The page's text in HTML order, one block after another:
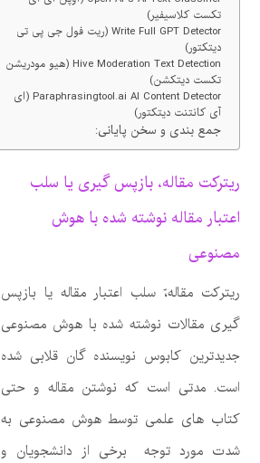
تکست کلاسیفیر)
Write Full GPT Detector (ریت فول جی پی تی
دیتکتور)
Hive Moderation Text Detection (هیو مودریشن
تکست دیتکشن)
Paraphrasingtool.ai AI Content Detector (ای
آی کانتنت دیتکتور)
جمع بندی و سخن پایانی:
ریترکت مقاله، بازپس گیری یا سلب
اعتبار مقاله نوشته شده با هوش
مصنوعی
ریترکت مقاله،ّ سلب اعتبار مقاله یا بازپس
گیری مقالات نوشته شده با هوش مصنوعی
جدیدترین کابوس نویسنده گان قلابی شده
است. مدتی است که نوشتن مقاله و حتی
کتاب های علمی توسط هوش مصنوعی به
شدت مورد توجه برخی از دانشجویان و